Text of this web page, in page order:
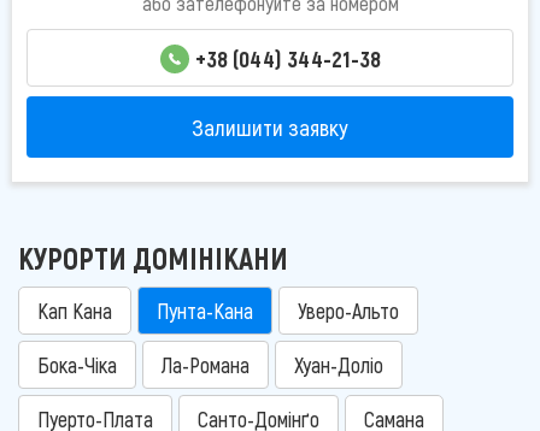
+38 (044) 344-21-38
Залишити заявку
КУРОРТИ ДОМІНІКАНИ
Кап Кана Пунта-Кана Уверо-Альто
Бока-Чіка Ла-Романа Хуан-Доліо
Пуерто-Плата Санто-Домінґо Самана